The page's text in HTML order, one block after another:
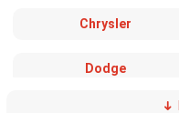
Chrysler
Dodge